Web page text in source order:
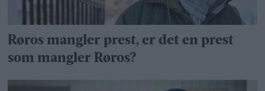
Røros mangler prest, er det en prest
som mangler Røros?